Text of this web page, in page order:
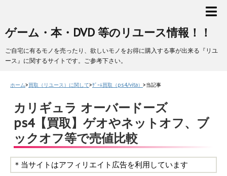
ゲーム・本・DVD 等のリユース情報！！
ご自宅に有るモノを売ったり、欲しいモノをお得に購入する事が出来る『リユ
ース』に関するサイトです。ご参考下さい。
ホーム>買取（リユース）に関して>ｹﾞｰﾑ買取（ps4/vita） >当記事
カリギュラ オーバードーズ
ps4【買取】ゲオやネットオフ、ブ
ックオフ等で売値比較
＊当サイトはアフィリエイト広告を利用しています